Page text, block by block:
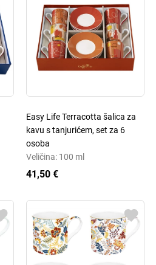
Easy Life Terracotta šalica za
kavu s tanjurićem, set za 6
osoba
Veličina: 100 ml
41,50 €